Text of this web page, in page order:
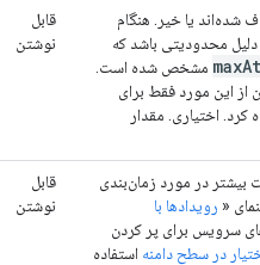
"organizer" : boolean
"self": boolean,
"resource" : boolean,
"optional": boolean ,
"responseStatus"
string
"additionalGuests":
"asyncOperation":
"attendeesOmitted":
شده‌اند یا خیر. هنگام
محدودیتی باشد که
max مشخص شده است.
از این مورد فقط برای
اختیاری. مقدار
قابل
نوشتن
بیشتر در مورد زمان‌بندی
« رویدادها با
سرویس برای پر کردن
در سطح دامنه استفاده
قابل
نوشتن